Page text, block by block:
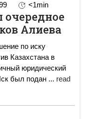
<1min
очередное
Алиева
по иску
Казахстана в
юридический
Globalarbitrationreview.com Иск был подан ... read